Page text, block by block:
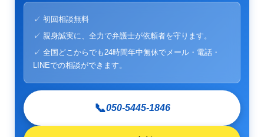
✓ 初回相談無料
✓ 親身誠実に、全力で弁護士が依頼者を守ります。
✓ 全国どこからでも24時間年中無休でメール・電話・
LINEでの相談ができます。
📞050-5445-1846